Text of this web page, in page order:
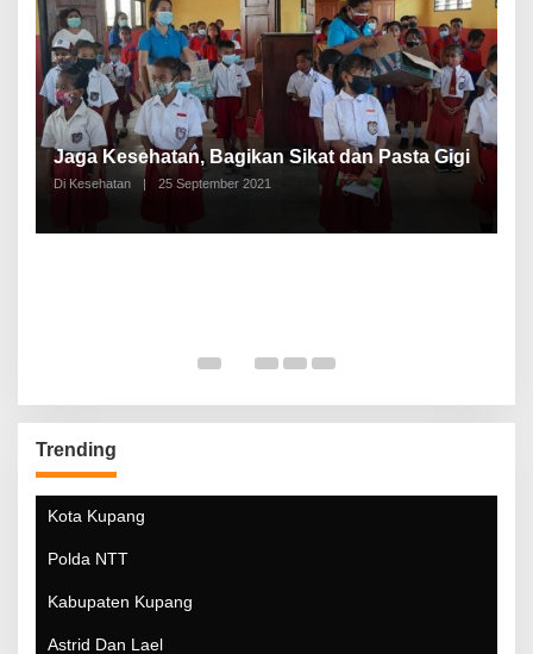
Jaga Kesehatan, Bagikan Sikat dan Pasta Gigi
Di Kesehatan | 25 September 2021
Trending
Kota Kupang
Polda NTT
Kabupaten Kupang
Astrid Dan Lael